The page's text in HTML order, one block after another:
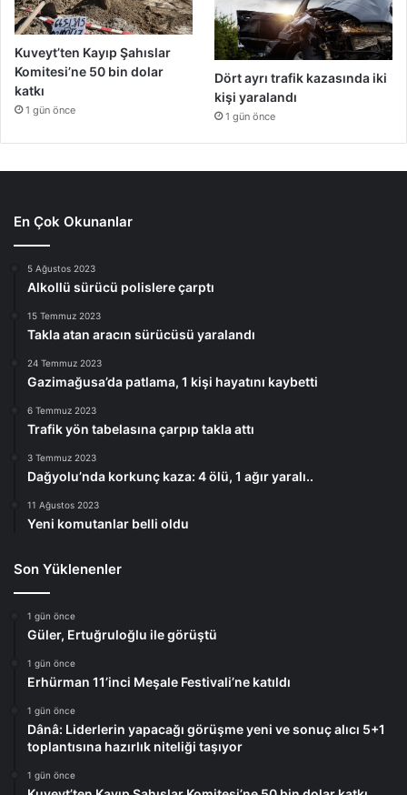
Kuveyt’ten Kayıp Şahıslar
Komitesi’ne 50 bin dolar
katkı
1 gün önce
Dört ayrı trafik kazasında iki
kişi yaralandı
1 gün önce
En Çok Okunanlar
5 Ağustos 2023
Alkollü sürücü polislere çarptı
15 Temmuz 2023
Takla atan aracın sürücüsü yaralandı
24 Temmuz 2023
Gazimağusa’da patlama, 1 kişi hayatını kaybetti
6 Temmuz 2023
Trafik yön tabelasına çarpıp takla attı
3 Temmuz 2023
Dağyolu’nda korkunç kaza: 4 ölü, 1 ağır yaralı..
11 Ağustos 2023
Yeni komutanlar belli oldu
Son Yüklenenler
1 gün önce
Güler, Ertuğruloğlu ile görüştü
1 gün önce
Erhürman 11’inci Meşale Festivali’ne katıldı
1 gün önce
Dânâ: Liderlerin yapacağı görüşme yeni ve sonuç alıcı 5+1
toplantısına hazırlık niteliği taşıyor
1 gün önce